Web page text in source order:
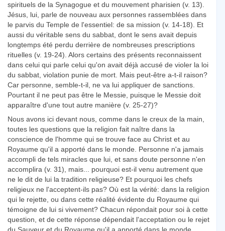
spirituels de la Synagogue et du mouvement pharisien (v. 13).
Jésus, lui, parle de nouveau aux personnes rassemblées dans
le parvis du Temple de l'essentiel: de sa mission (v. 14-18). Et
aussi du véritable sens du sabbat, dont le sens avait depuis
longtemps été perdu derrière de nombreuses prescriptions
rituelles (v. 19-24). Alors certains des présents reconnaissent
dans celui qui parle celui qu'on avait déjà accusé de violer la loi
du sabbat, violation punie de mort. Mais peut-être a-t-il raison?
Car personne, semble-t-il, ne va lui appliquer de sanctions.
Pourtant il ne peut pas être le Messie, puisque le Messie doit
apparaître d'une tout autre manière (v. 25-27)?
Nous avons ici devant nous, comme dans le creux de la main,
toutes les questions que la religion fait naître dans la
conscience de l'homme qui se trouve face au Christ et au
Royaume qu'il a apporté dans le monde. Personne n'a jamais
accompli de tels miracles que lui, et sans doute personne n'en
accomplira (v. 31), mais... pourquoi est-il venu autrement que
ne le dit de lui la tradition religieuse? Et pourquoi les chefs
religieux ne l'acceptent-ils pas? Où est la vérité: dans la religion
qui le rejette, ou dans cette réalité évidente du Royaume qui
témoigne de lui si vivement? Chacun répondait pour soi à cette
question, et de cette réponse dépendait l'acceptation ou le rejet